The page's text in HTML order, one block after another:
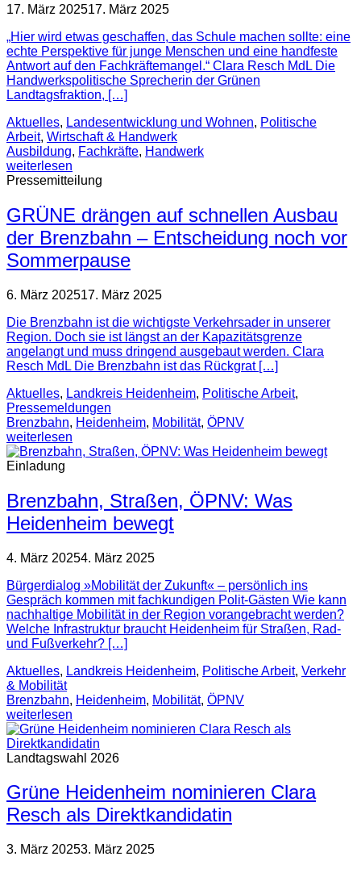
17. März 202517. März 2025
„Hier wird etwas geschaffen, das Schule machen sollte: eine
echte Perspektive für junge Menschen und eine handfeste
Antwort auf den Fachkräftemangel.“ Clara Resch MdL Die
Handwerkspolitische Sprecherin der Grünen
Landtagsfraktion, […]
Aktuelles, Landesentwicklung und Wohnen, Politische
Arbeit, Wirtschaft & Handwerk
Ausbildung, Fachkräfte, Handwerk
weiterlesen
Pressemitteilung
GRÜNE drängen auf schnellen Ausbau
der Brenzbahn – Entscheidung noch vor
Sommerpause
6. März 202517. März 2025
Die Brenzbahn ist die wichtigste Verkehrsader in unserer
Region. Doch sie ist längst an der Kapazitätsgrenze
angelangt und muss dringend ausgebaut werden. Clara
Resch MdL Die Brenzbahn ist das Rückgrat […]
Aktuelles, Landkreis Heidenheim, Politische Arbeit,
Pressemeldungen
Brenzbahn, Heidenheim, Mobilität, ÖPNV
weiterlesen
Einladung
Brenzbahn, Straßen, ÖPNV: Was
Heidenheim bewegt
4. März 20254. März 2025
Bürgerdialog »Mobilität der Zukunft« – persönlich ins
Gespräch kommen mit fachkundigen Polit-Gästen Wie kann
nachhaltige Mobilität in der Region vorangebracht werden?
Welche Infrastruktur braucht Heidenheim für Straßen, Rad-
und Fußverkehr? […]
Aktuelles, Landkreis Heidenheim, Politische Arbeit, Verkehr
& Mobilität
Brenzbahn, Heidenheim, Mobilität, ÖPNV
weiterlesen
Landtagswahl 2026
Grüne Heidenheim nominieren Clara
Resch als Direktkandidatin
3. März 20253. März 2025